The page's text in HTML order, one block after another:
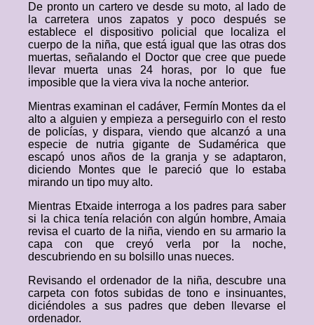
De pronto un cartero ve desde su moto, al lado de
la carretera unos zapatos y poco después se
establece el dispositivo policial que localiza el
cuerpo de la niña, que está igual que las otras dos
muertas, señalando el Doctor que cree que puede
llevar muerta unas 24 horas, por lo que fue
imposible que la viera viva la noche anterior.
Mientras examinan el cadáver, Fermín Montes da el
alto a alguien y empieza a perseguirlo con el resto
de policías, y dispara, viendo que alcanzó a una
especie de nutria gigante de Sudamérica que
escapó unos años de la granja y se adaptaron,
diciendo Montes que le pareció que lo estaba
mirando un tipo muy alto.
Mientras Etxaide interroga a los padres para saber
si la chica tenía relación con algún hombre, Amaia
revisa el cuarto de la niña, viendo en su armario la
capa con que creyó verla por la noche,
descubriendo en su bolsillo unas nueces.
Revisando el ordenador de la niña, descubre una
carpeta con fotos subidas de tono e insinuantes,
diciéndoles a sus padres que deben llevarse el
ordenador.